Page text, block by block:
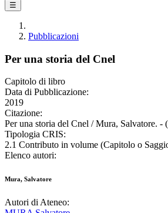
☰
Pubblicazioni
Per una storia del Cnel
Capitolo di libro
Data di Pubblicazione:
2019
Citazione:
Per una storia del Cnel / Mura, Salvatore. -
Tipologia CRIS:
2.1 Contributo in volume (Capitolo o
Elenco autori:
Mura, Salvatore
Autori di Ateneo: